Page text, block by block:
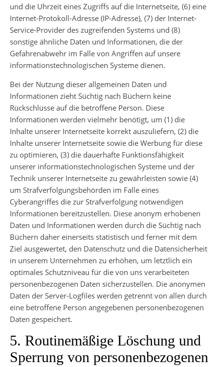
und die Uhrzeit eines Zugriffs auf die Internetseite, (6) eine
Internet-Protokoll-Adresse (IP-Adresse), (7) der Internet-
Service-Provider des zugreifenden Systems und (8)
sonstige ähnliche Daten und Informationen, die der
Gefahrenabwehr im Falle von Angriffen auf unsere
informationstechnologischen Systeme dienen.
Bei der Nutzung dieser allgemeinen Daten und
Informationen zieht Süchtig nach Büchern keine
Rückschlüsse auf die betroffene Person. Diese
Informationen werden vielmehr benötigt, um (1) die
Inhalte unserer Internetseite korrekt auszuliefern, (2) die
Inhalte unserer Internetseite sowie die Werbung für diese
zu optimieren, (3) die dauerhafte Funktionsfähigkeit
unserer informationstechnologischen Systeme und der
Technik unserer Internetseite zu gewährleisten sowie (4)
um Strafverfolgungsbehörden im Falle eines
Cyberangriffes die zur Strafverfolgung notwendigen
Informationen bereitzustellen. Diese anonym erhobenen
Daten und Informationen werden durch die Süchtig nach
Büchern daher einerseits statistisch und ferner mit dem
Ziel ausgewertet, den Datenschutz und die Datensicherheit
in unserem Unternehmen zu erhöhen, um letztlich ein
optimales Schutzniveau für die von uns verarbeiteten
personenbezogenen Daten sicherzustellen. Die anonymen
Daten der Server-Logfiles werden getrennt von allen durch
eine betroffene Person angegebenen personenbezogenen
Daten gespeichert.
5. Routinemäßige Löschung und
Sperrung von personenbezogenen